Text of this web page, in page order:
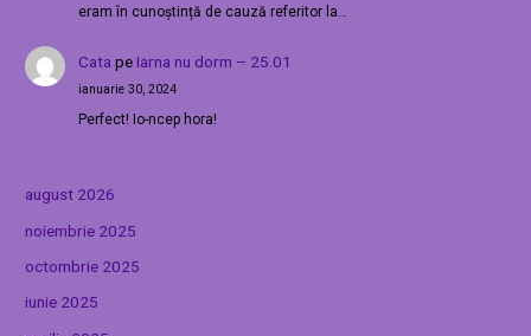
eram în cunoștință de cauză referitor la…
Cata pe Iarna nu dorm – 25.01
ianuarie 30, 2024
Perfect! Io-ncep hora!
august 2026
noiembrie 2025
octombrie 2025
iunie 2025